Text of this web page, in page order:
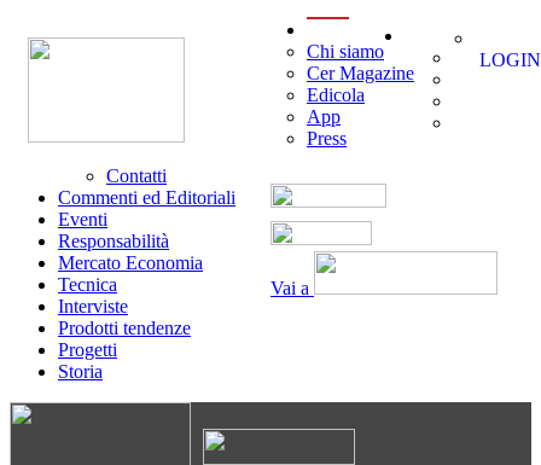
Vai a
Chi siamo
Cer Magazine
Edicola
App
Press
Contatti
Commenti ed Editoriali
Eventi
Responsabilità
Mercato Economia
Tecnica
Interviste
Prodotti tendenze
Progetti
Storia
LOGIN